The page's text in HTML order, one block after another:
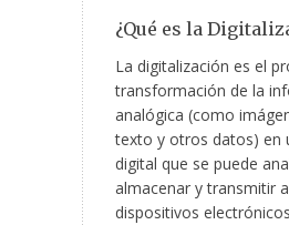
¿Qué es la
La digitalización es el
transformación de la
analógica (como
texto y otros datos) en
digital que se puede
almacenar y transmitir
dispositivos